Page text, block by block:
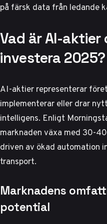
på färsk data från ledande
Vad är AI-
investera 2025?
AI-aktier representerar
implementerar eller drar
intelligens. Enligt
marknaden växa med 30-
driven av ökad automation
transport.
Marknadens
potential